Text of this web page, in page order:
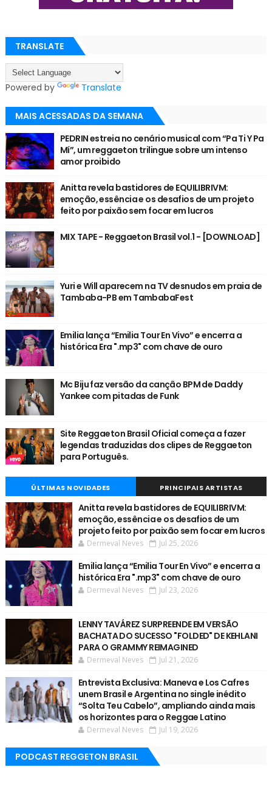
TRANSLATE
Powered by Translate
MAIS ACESSADAS DA SEMANA
PEDRIN estreia no cenário musical com “Pa Ti Y Pa
Mí”, um reggaeton trilingue sobre um intenso
amor proibido
Anitta revela bastidores de EQUILIBRIVM:
emoção, essência e os desafios de um projeto
feito por paixão sem focar em lucros
MIX TAPE - Reggaeton Brasil vol.1 - [DOWNLOAD]
Yuri e Will aparecem na TV desnudos em praia de
Tambaba-PB em TambabaFest
Emilia lança “Emilia Tour En Vivo” e encerra a
histórica Era ".mp3" com chave de ouro
Mc Biju faz versão da canção BPM de Daddy
Yankee com pitadas de Funk
Site Reggaeton Brasil Oficial começa a fazer
legendas traduzidas dos clipes de Reggaeton
para Português.
ÚLTIMAS NOVIDADES PRINCIPAIS ARTISTAS
Anitta revela bastidores de EQUILIBRIVM:
emoção, essência e os desafios de um
projeto feito por paixão sem focar em lucros
Dermeval Neves Jul 25, 2026
Emilia lança “Emilia Tour En Vivo” e encerra a
histórica Era ".mp3" com chave de ouro
Dermeval Neves Jul 23, 2026
LENNY TAVÁREZ SURPREENDE EM VERSÃO
BACHATA DO SUCESSO "FOLDED" DE KEHLANI
PARA O GRAMMY REIMAGINED
Dermeval Neves Jul 21, 2026
Entrevista Exclusiva: Maneva e Los Cafres
unem Brasil e Argentina no single inédito
“Solta Teu Cabelo”, ampliando ainda mais
os horizontes para o Reggae Latino
Dermeval Neves Jul 19, 2026
PODCAST REGGETON BRASIL